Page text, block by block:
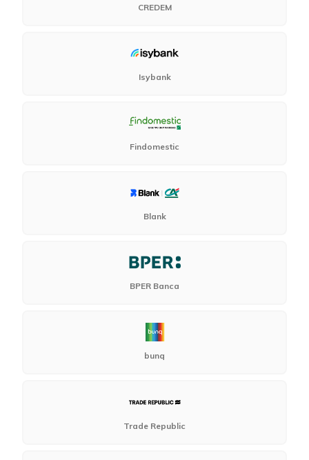
CREDEM
Isybank
Findomestic
Blank
BPER Banca
bunq
Trade Republic